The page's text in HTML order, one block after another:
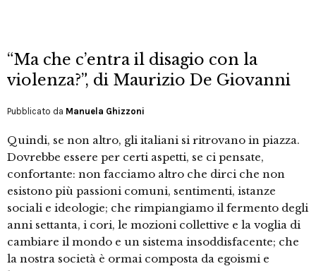
“Ma che c’entra il disagio con la
violenza?”, di Maurizio De Giovanni
Pubblicato da Manuela Ghizzoni
Quindi, se non altro, gli italiani si ritrovano in piazza.
Dovrebbe essere per certi aspetti, se ci pensate,
confortante: non facciamo altro che dirci che non
esistono più passioni comuni, sentimenti, istanze
sociali e ideologie; che rimpiangiamo il fermento degli
anni settanta, i cori, le mozioni collettive e la voglia di
cambiare il mondo e un sistema insoddisfacente; che
la nostra società è ormai composta da egoismi e